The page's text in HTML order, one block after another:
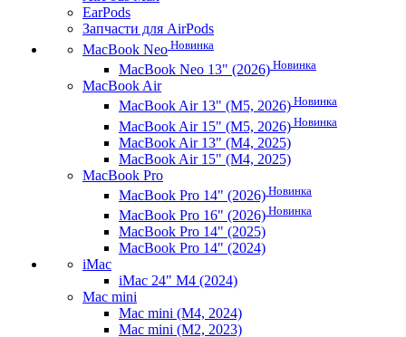
EarPods
Запчасти для AirPods
MacBook Neo Новинка
MacBook Neo 13" (2026) Новинка
MacBook Air
MacBook Air 13" (M5, 2026) Новинка
MacBook Air 15" (M5, 2026) Новинка
MacBook Air 13" (M4, 2025)
MacBook Air 15" (M4, 2025)
MacBook Pro
MacBook Pro 14" (2026) Новинка
MacBook Pro 16" (2026) Новинка
MacBook Pro 14" (2025)
MacBook Pro 14" (2024)
iMac
iMac 24" M4 (2024)
Mac mini
Mac mini (M4, 2024)
Mac mini (M2, 2023)